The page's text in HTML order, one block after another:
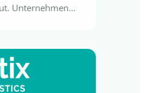
Unternehmen
Damit
Prüfmethoden